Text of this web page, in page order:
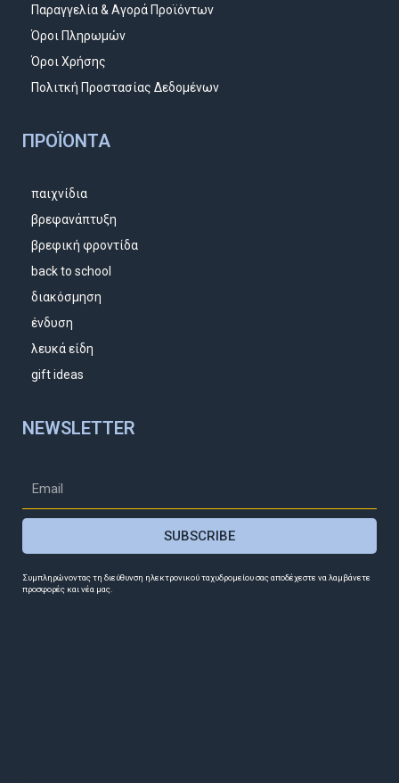
Παραγγελία & Αγορά Προϊόντων
Όροι Πληρωμών
Όροι Χρήσης
Πολιτκή Προστασίας Δεδομένων
ΠΡΟΪΌΝΤΑ
παιχνίδια
βρεφανάπτυξη
βρεφική φροντίδα
back to school
διακόσμηση
ένδυση
λευκά είδη
gift ideas
NEWSLETTER
SUBSCRIBE
Συμπληρώνοντας τη διεύθυνση ηλεκτρονικού ταχυδρομείου σας αποδέχεστε να λαμβάνετε
προσφορές και νέα μας.